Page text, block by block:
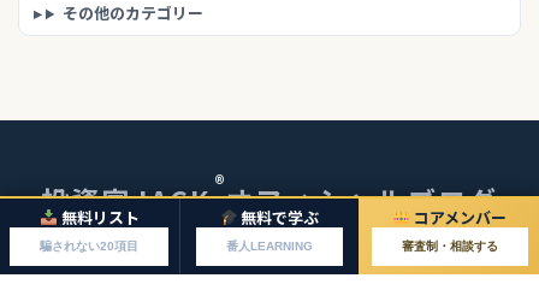
その他のカテゴリー
無料リスト
騙されない20項目
無料で学ぶ
番人LEARNING
コアメンバー
審査制・相談する
投資家JACK®オフィシャルブログ
© 2026 投資家JACKオフィシャルブログ